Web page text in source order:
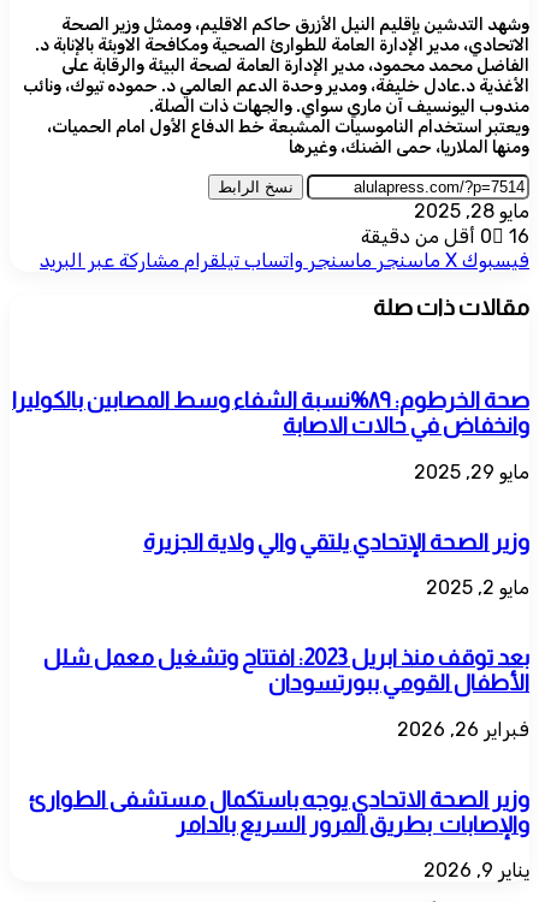
وشهد التدشين بإقليم النيل الأزرق حاكم الاقليم، وممثل وزير الصحة
الاتحادي، مدير الإدارة العامة للطوارئ الصحية ومكافحة الاوبئة بالإنابة د.
الفاضل محمد محمود، مدير الإدارة العامة لصحة البيئة والرقابة على
الأغذية د.عادل خليفة، ومدير وحدة الدعم العالمي د. حموده تيوك، ونائب
مندوب اليونسيف آن ماري سواي. والجهات ذات الصلة.
ويعتبر استخدام الناموسيات المشبعة خط الدفاع الأول امام الحميات،
ومنها الملاريا، حمى الضنك، وغيرها
نسخ الرابط
مايو 28, 2025
0
16
أقل من دقيقة
فيسبوك ‫X ماسنجر ماسنجر واتساب تيلقرام مشاركة عبر البريد
مقالات ذات صلة
صحة الخرطوم: ٨٩%نسبة الشفاء وسط المصابين بالكوليرا
وانخفاض في حالات الاصابة
مايو 29, 2025
وزير الصحة الإتحادي يلتقي والي ولاية الجزيرة
مايو 2, 2025
بعد توقف منذ ابريل 2023: افتتاح وتشغيل معمل شلل
الأطفال القومي ببورتسودان
فبراير 26, 2026
وزير الصحة الاتحادي يوجه باستكمال مستشفى الطوارئ
والإصابات بطريق المرور السريع بالدامر
يناير 9, 2026